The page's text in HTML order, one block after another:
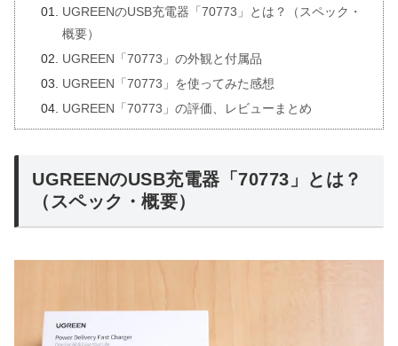
UGREENのUSB充電器「70773」とは？（スペック・
概要）
UGREEN「70773」の外観と付属品
UGREEN「70773」を使ってみた感想
UGREEN「70773」の評価、レビューまとめ
UGREENのUSB充電器「70773」とは？
（スペック・概要）